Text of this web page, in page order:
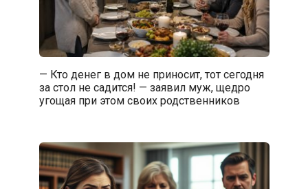
— Кто денег в дом не приносит, тот сегодня
за стол не садится! — заявил муж, щедро
угощая при этом своих родственников